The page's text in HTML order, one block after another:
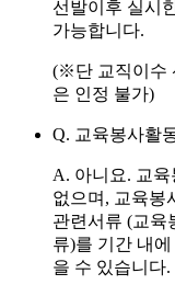
선발이후 실시
가능합니다.
(※단 교직이수
은 인정 불가)
Q. 교육봉사활
A. 아니요. 교
없으며, 교육봉
관련서류 (교육
류)를 기간 내
을 수 있습니다.